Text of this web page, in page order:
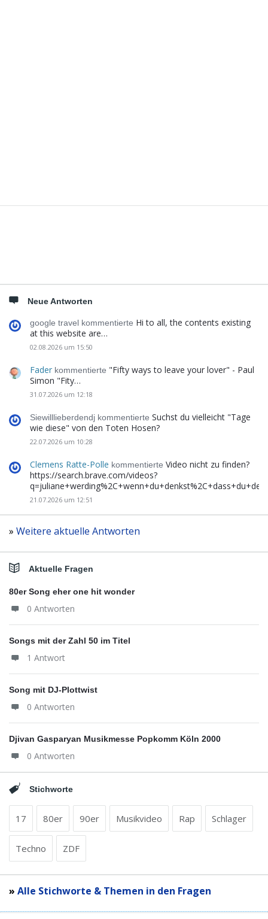
Neue Antworten
google travel kommentierte Hi to all, the contents existing
at this website are…
02.08.2026 um 15:50
Fader kommentierte "Fifty ways to leave your lover" - Paul
Simon "Fity…
31.07.2026 um 12:18
Siewilllieberdendj kommentierte Suchst du vielleicht "Tage
wie diese" von den Toten Hosen?
22.07.2026 um 10:28
Clemens Ratte-Polle kommentierte Video nicht zu finden?
https://search.brave.com/videos?
21.07.2026 um 12:51
» Weitere aktuelle Antworten
Aktuelle Fragen
80er Song eher one hit wonder
0 Antworten
Songs mit der Zahl 50 im Titel
1 Antwort
Song mit DJ-Plottwist
0 Antworten
Djivan Gasparyan Musikmesse Popkomm Köln 2000
0 Antworten
Stichworte
17 80er 90er Musikvideo Rap Schlager
Techno ZDF
» Alle Stichworte & Themen in den Fragen